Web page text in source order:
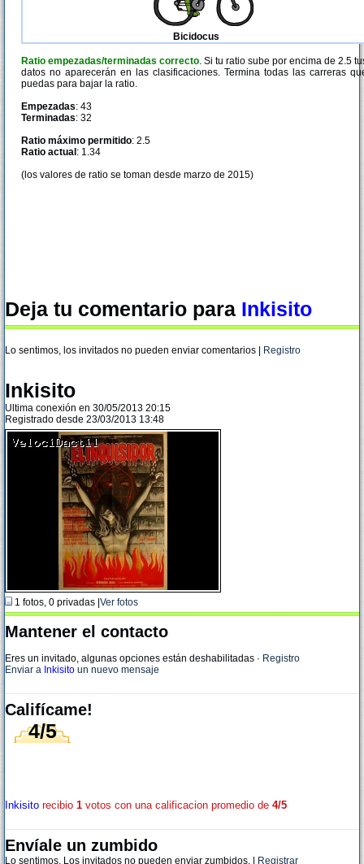
Bicidocus
Ratio empezadas/terminadas correcto. Si tu ratio sube por encima de 2.5
datos no aparecerán en las clasificaciones. Termina todas las carreras
puedas para bajar la ratio.
Empezadas: 43
Terminadas: 32
Ratio máximo permitido: 2.5
Ratio actual : 1.34
(los valores de ratio se toman desde marzo de 2015)
Deja tu comentario para Inkisito
Lo sentimos, los invitados no pueden enviar comentarios | Registro
Inkisito
Ultima conexión en 30/05/2013 20:15
Registrado desde 23/03/2013 13:48
1 fotos, 0 privadas | Ver fotos
Mantener el contacto
Eres un invitado, algunas opciones están deshabilitadas · Registro
Enviar a Inkisito un nuevo mensaje
Califícame!
4/5
Inkisito recibio 1 votos con una calificacion promedio de 4/5
Envíale un zumbido
Lo sentimos. Los invitados no pueden enviar zumbidos. | Registrar